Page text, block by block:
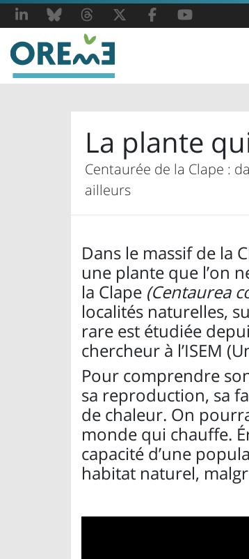
LinkedInBlueskyThreads
X FacebookYouTube
La plante
Centaurée de la Clape :
ailleurs
Dans le massif de la
une plante que l’on
la Clape (Centaurea
localités naturelles,
rare est étudiée
chercheur à l’ISEM
Pour comprendre
sa reproduction, sa
de chaleur. On
monde qui chauffe.
capacité d’une
habitat naturel,